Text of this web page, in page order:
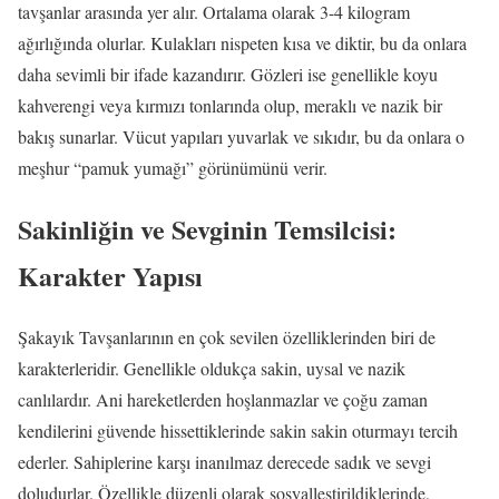
tavşanlar arasında yer alır. Ortalama olarak 3-4 kilogram
ağırlığında olurlar. Kulakları nispeten kısa ve diktir, bu da onlara
daha sevimli bir ifade kazandırır. Gözleri ise genellikle koyu
kahverengi veya kırmızı tonlarında olup, meraklı ve nazik bir
bakış sunarlar. Vücut yapıları yuvarlak ve sıkıdır, bu da onlara o
meşhur “pamuk yumağı” görünümünü verir.
Sakinliğin ve Sevginin Temsilcisi:
Karakter Yapısı
Şakayık Tavşanlarının en çok sevilen özelliklerinden biri de
karakterleridir. Genellikle oldukça sakin, uysal ve nazik
canlılardır. Ani hareketlerden hoşlanmazlar ve çoğu zaman
kendilerini güvende hissettiklerinde sakin sakin oturmayı tercih
ederler. Sahiplerine karşı inanılmaz derecede sadık ve sevgi
doludurlar. Özellikle düzenli olarak sosyalleştirildiklerinde,